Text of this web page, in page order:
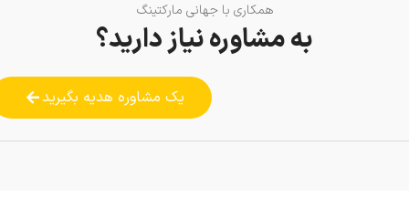
همکاری با جهانی مارکتینگ
به مشاوره نیاز دارید؟
یک مشاوره هدیه بگیرید